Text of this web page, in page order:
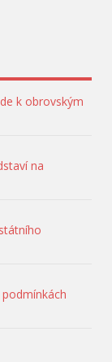
k obrovským
na